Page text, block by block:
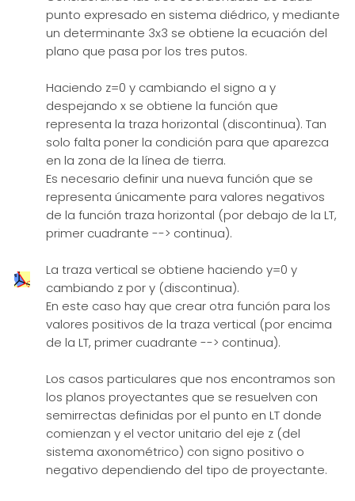
punto expresado en sistema diédrico, y mediante
un determinante 3x3 se obtiene la ecuación del
plano que pasa por los tres putos.
Haciendo z=0 y cambiando el signo a y
despejando x se obtiene la función que
representa la traza horizontal (discontinua). Tan
solo falta poner la condición para que aparezca
en la zona de la línea de tierra.
Es necesario definir una nueva función que se
representa únicamente para valores negativos
de la función traza horizontal (por debajo de la LT,
primer cuadrante --> continua).
La traza vertical se obtiene haciendo y=0 y
cambiando z por y (discontinua).
En este caso hay que crear otra función para los
valores positivos de la traza vertical (por encima
de la LT, primer cuadrante --> continua).
Los casos particulares que nos encontramos son
los planos proyectantes que se resuelven con
semirrectas definidas por el punto en LT donde
comienzan y el vector unitario del eje z (del
sistema axonométrico) con signo positivo o
negativo dependiendo del tipo de proyectante.